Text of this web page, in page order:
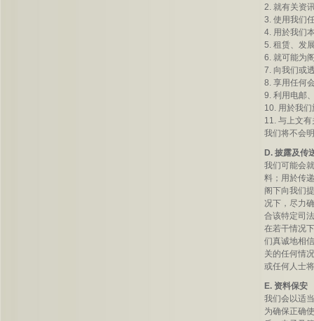
2. 就有关资
3. 使用我们
4. 用於我们
5. 租赁、发
6. 就可能为
7. 向我们或
8. 享用任何
9. 利用电邮
10. 用於我
11. 与上文
我们将不会
D. 披露及传
我们可能会
料；用於传
阁下向我们
况下，尽力
合该特定司
在若干情况
们真诚地相
关的任何情
或任何人士
E. 资料保安
我们会以适
为确保正确